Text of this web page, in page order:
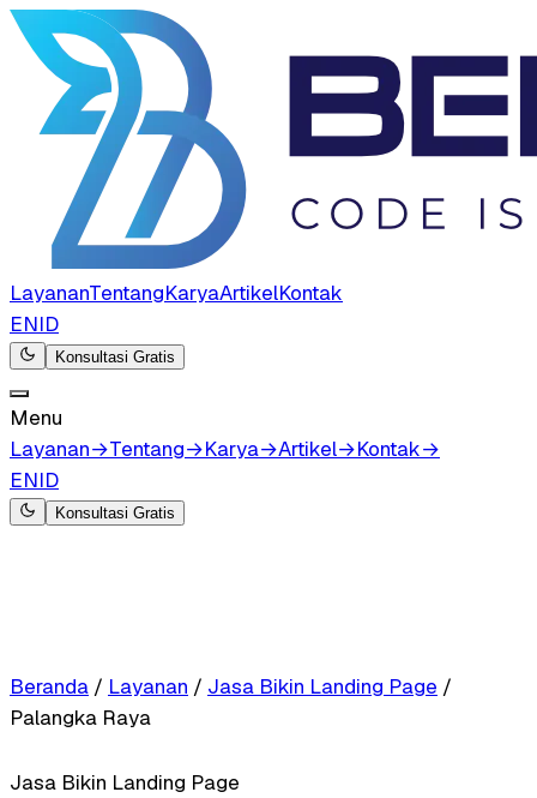
LayananTentangKaryaArtikelKontak
ENID
Konsultasi Gratis
Menu
Layanan→Tentang→Karya→Artikel→Kontak→
ENID
Konsultasi Gratis
Beranda / Layanan / Jasa Bikin Landing Page /
Palangka Raya
Jasa Bikin Landing Page